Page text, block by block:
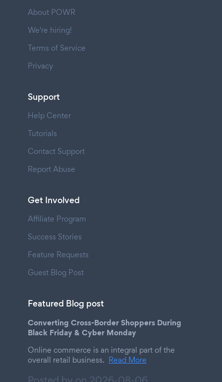
About POWR
We're hiring!
Terms of Service
Privacy
Support
Help Center
Tutorials
Contact Support
Report Abuse
Get Involved
Affiliate Program
Success Stories
Feature Requests
Guest Blog Post
Featured Blog post
Converting Cross-Border Shoppers During
Black Friday & Cyber Monday
Online commerce is an integral part of the
overall retail business. Read More